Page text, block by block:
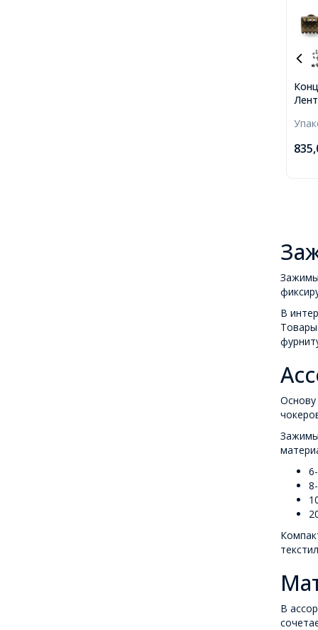
2мм,
Зажимы
В
Основу
Зажимы
В